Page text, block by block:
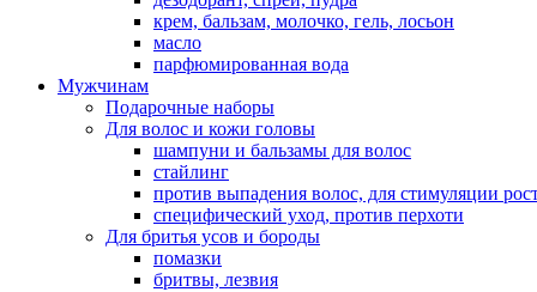
крем, бальзам, молочко, гель, лосьон
масло
парфюмированная вода
Мужчинам
Подарочные наборы
Для волос и кожи головы
шампуни и бальзамы для волос
стайлинг
против выпадения волос, для стимуляции
специфический уход, против перхоти
Для бритья усов и бороды
помазки
бритвы, лезвия